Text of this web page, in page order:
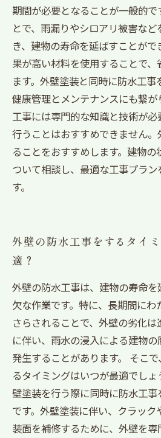
期間が必要となることが一般的で
とで、雨漏りやシロアリ被害な
き、建物の寿命を延ばすことが
果が高い材料を使用することで
ます。外壁塗装と同時に防水工
健康管理とメンテナンスにも繋
工事には専門的な知識と技術が
行うことはおすすめできません
ることをおすすめします。建物
ついて相談し、最適な工事プラ
す。
外壁の防水工事をするタイ
適？
外壁の防水工事は、建物の寿命
欠な作業です。特に、長期間にわ
さらされることで、外壁の劣化
に伴い、雨水の浸入による建物
発生することがあります。 そこ
るタイミングはいつが最適でし
壁塗装を行う際に同時に防水工
です。外壁塗装に伴い、クラッ
装面を補修するために、外壁を